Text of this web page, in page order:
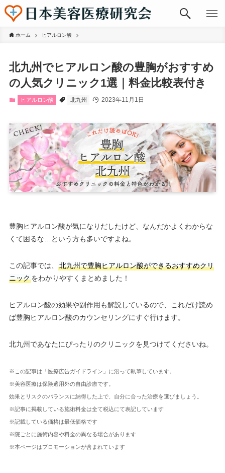
ホーム ヒアルロン酸
北九州でヒアルロン酸の豊胸がおすすめ
の人気クリニック1選｜料金比較表付き
ヒアルロン酸 北九州 2023年11月1日
豊胸ヒアルロン酸が気になりだしたけど、なんだかよくわからな
くて困るな…という方も多いですよね。
この記事では、
北九州で豊胸ヒアルロン酸ができるおすすめクリ
ニックをわかりやすくまとめました！
ヒアルロン酸の効果や副作用も解説しているので、これだけ読め
ば豊胸ヒアルロン酸のカウンセリングにすぐ行けます。
北九州であなたにぴったりのクリニックを見つけてくださいね。
※この記事は「医療広告ガイドライン」に沿って執筆しています。
※美容医療は保険適用外の自由診療です。
効果とリスクのバランスに納得した上で、自分に合った治療を選びましょう。
※記事に掲載している施術料金は全て税込にて表記しています
※記載している価格は最低価格です
※院ごとに施術内容や料金の異なる場合があります
※本ページはプロモーションが含まれています